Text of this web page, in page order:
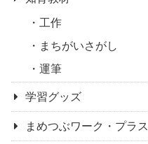
工作
まちがいさがし
運筆
学習グッズ
まめつぶワーク・プラス